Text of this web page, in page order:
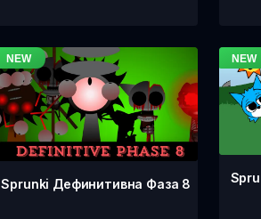
Sprunki Дефинитивна Фаза 8